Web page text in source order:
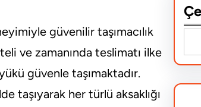
güvenilir taşımacılık
ve zamanında teslimatı ilke
güvenle taşımaktadır.
taşıyarak her türlü aksaklığı
e
a